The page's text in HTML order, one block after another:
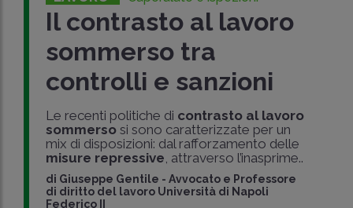
Il contrasto al lavoro
sommerso tra
controlli e sanzioni
Le recenti politiche di contrasto al lavoro
sommerso si sono caratterizzate per un
mix di disposizioni: dal rafforzamento delle
misure repressive, attraverso l’inasprime..
di Giuseppe Gentile -Avvocato e Professore
di diritto del lavoro Università di Napoli
Federico II